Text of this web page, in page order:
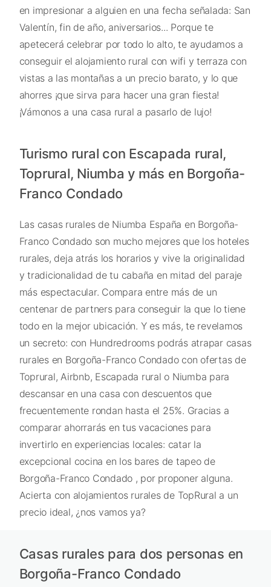
en impresionar a alguien en una fecha señalada: San
Valentín, fin de año, aniversarios... Porque te
apetecerá celebrar por todo lo alto, te ayudamos a
conseguir el alojamiento rural con wifi y terraza con
vistas a las montañas a un precio barato, y lo que
ahorres ¡que sirva para hacer una gran fiesta!
¡Vámonos a una casa rural a pasarlo de lujo!
Turismo rural con Escapada rural,
Toprural, Niumba y más en Borgoña-
Franco Condado
Las casas rurales de Niumba España en Borgoña-
Franco Condado son mucho mejores que los hoteles
rurales, deja atrás los horarios y vive la originalidad
y tradicionalidad de tu cabaña en mitad del paraje
más espectacular. Compara entre más de un
centenar de partners para conseguir la que lo tiene
todo en la mejor ubicación. Y es más, te revelamos
un secreto: con Hundredrooms podrás atrapar casas
rurales en Borgoña-Franco Condado con ofertas de
Toprural, Airbnb, Escapada rural o Niumba para
descansar en una casa con descuentos que
frecuentemente rondan hasta el 25%. Gracias a
comparar ahorrarás en tus vacaciones para
invertirlo en experiencias locales: catar la
excepcional cocina en los bares de tapeo de
Borgoña-Franco Condado , por proponer alguna.
Acierta con alojamientos rurales de TopRural a un
precio ideal, ¿nos vamos ya?
Casas rurales para dos personas en
Borgoña-Franco Condado